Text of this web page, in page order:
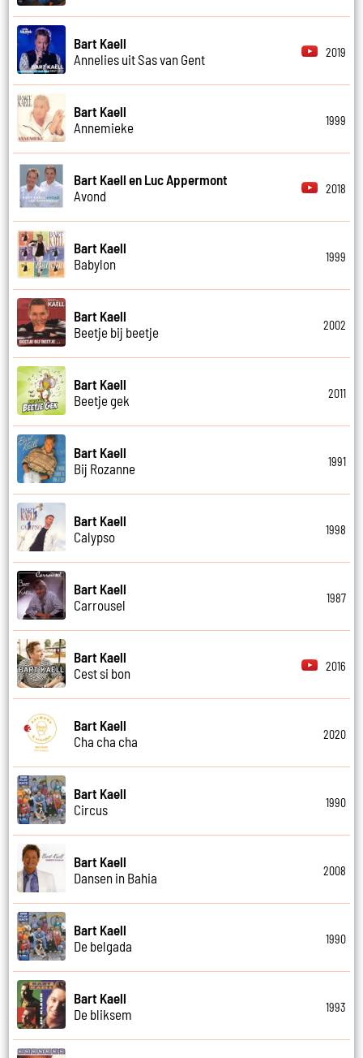
Bart Kaell
Annelies uit Sas van Gent
2019
Bart Kaell
Annemieke
1999
Bart Kaell en Luc Appermont
Avond
2018
Bart Kaell
Babylon
1999
Bart Kaell
Beetje bij beetje
2002
Bart Kaell
Beetje gek
2011
Bart Kaell
Bij Rozanne
1991
Bart Kaell
Calypso
1998
Bart Kaell
Carrousel
1987
Bart Kaell
Cest si bon
2016
Bart Kaell
Cha cha cha
2020
Bart Kaell
Circus
1990
Bart Kaell
Dansen in Bahia
2008
Bart Kaell
De belgada
1990
Bart Kaell
De bliksem
1993